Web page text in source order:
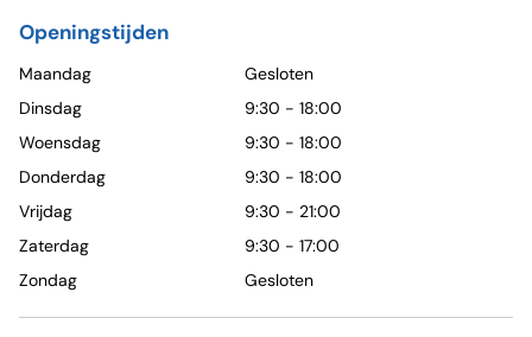
Openingstijden
Maandag
Gesloten
Dinsdag
9:30 - 18:00
Woensdag
9:30 - 18:00
Donderdag
9:30 - 18:00
Vrijdag
9:30 - 21:00
Zaterdag
9:30 - 17:00
Zondag
Gesloten